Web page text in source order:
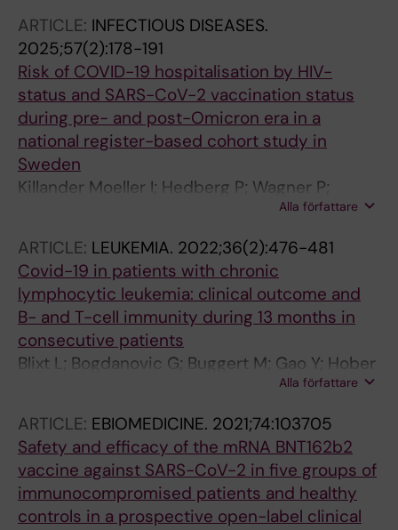
ARTICLE: INFECTIOUS DISEASES.
2025;57(2):178-191
Risk of COVID-19 hospitalisation by HIV-
status and SARS-CoV-2 vaccination status
during pre- and post-Omicron era in a
national register-based cohort study in
Sweden
Killander Moeller I; Hedberg P; Wagner P;
Lindahl H; Nystroem S; Blixt L; Eketorp Sylvan
S; Nilsdotter-Augustinsson A; Oesterborg A;
Fredrikson M; Hansson L; Kahn F; Sparen P;
Gisslen M; Naucler P; Bergman P; Aleman S;
Carlander C
Alla författare
ARTICLE: LEUKEMIA. 2022;36(2):476-481
Covid-19 in patients with chronic
lymphocytic leukemia: clinical outcome and
B- and T-cell immunity during 13 months in
consecutive patients
Blixt L; Bogdanovic G; Buggert M; Gao Y; Hober
S; Healy K; Johansson H; Kjellander C;
Pin E; Smith CIE; Stromberg O; Chen MS; Zain
R; Hansson L; Osterborg A
Alla författare
ARTICLE: EBIOMEDICINE. 2021;74:103705
Safety and efficacy of the mRNA BNT162b2
vaccine against SARS-CoV-2 in five groups of
immunocompromised patients and healthy
controls in a prospective open-label clinical